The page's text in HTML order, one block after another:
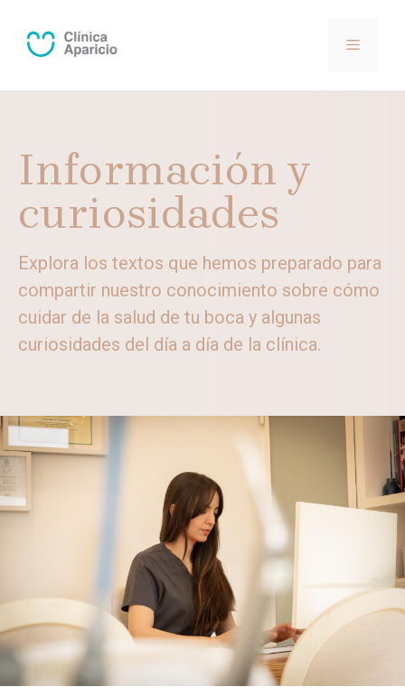
contenido
MENÚ
Información y
curiosidades
Explora los textos que hemos preparado para
compartir nuestro conocimiento sobre cómo
cuidar de la salud de tu boca y algunas
curiosidades del día a día de la clínica.